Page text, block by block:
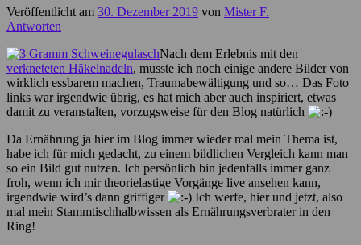
Veröffentlicht am 30. Dezember 2019 von Mister F.
Antworten
Nach dem Erlebnis mit den
verkneteten Häkelnadeln, musste ich noch einige andere Bilder von
wirklich essbarem machen, Traumabewältigung und so… Das Foto
links war irgendwie übrig, es hat mich aber auch inspiriert, etwas
damit zu veranstalten, vorzugsweise für den Blog natürlich
Da Ernährung ja hier im Blog immer wieder mal mein Thema ist,
habe ich für mich gedacht, zu einem bildlichen Vergleich kann man
so ein Bild gut nutzen. Ich persönlich bin jedenfalls immer ganz
froh, wenn ich mir theorielastige Vorgänge live ansehen kann,
irgendwie wird’s dann griffiger
Ich werfe, hier und jetzt, also
mal mein Stammtischhalbwissen als Ernährungsverbrater in den
Ring!